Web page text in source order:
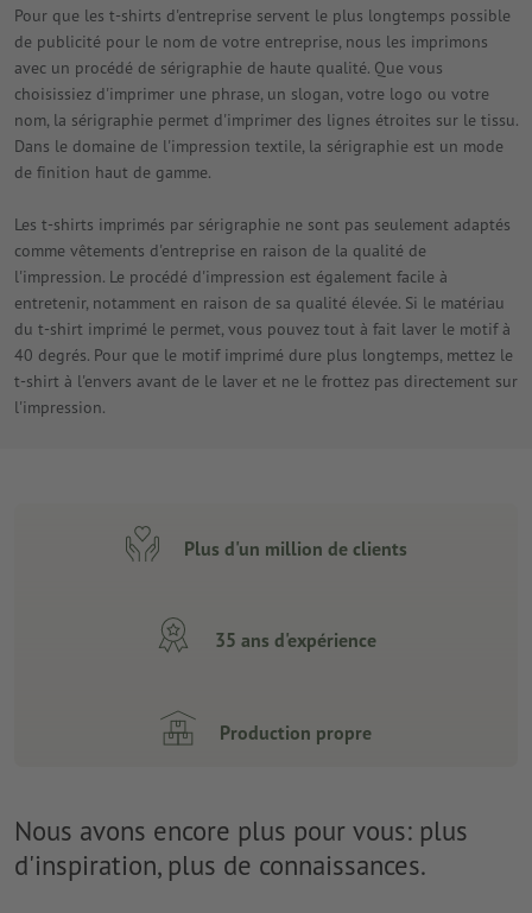
Plus d'un million de clients
35 ans d'expérience
Production propre
Pour que les t-shirts d'entreprise servent le plus longtemps possible
de publicité pour le nom de votre entreprise, nous les imprimons
avec un procédé de sérigraphie de haute qualité. Que vous
choisissiez d'imprimer une phrase, un slogan, votre logo ou votre
nom, la sérigraphie permet d'imprimer des lignes étroites sur le tissu.
Dans le domaine de l'impression textile, la sérigraphie est un mode
de finition haut de gamme.
Les t-shirts imprimés par sérigraphie ne sont pas seulement adaptés
comme vêtements d'entreprise en raison de la qualité de
l'impression. Le procédé d'impression est également facile à
entretenir, notamment en raison de sa qualité élevée. Si le matériau
du t-shirt imprimé le permet, vous pouvez tout à fait laver le motif à
40 degrés. Pour que le motif imprimé dure plus longtemps, mettez le
t-shirt à l'envers avant de le laver et ne le frottez pas directement sur
l'impression.
Nous avons encore plus pour vous: plus
d'inspiration, plus de connaissances.